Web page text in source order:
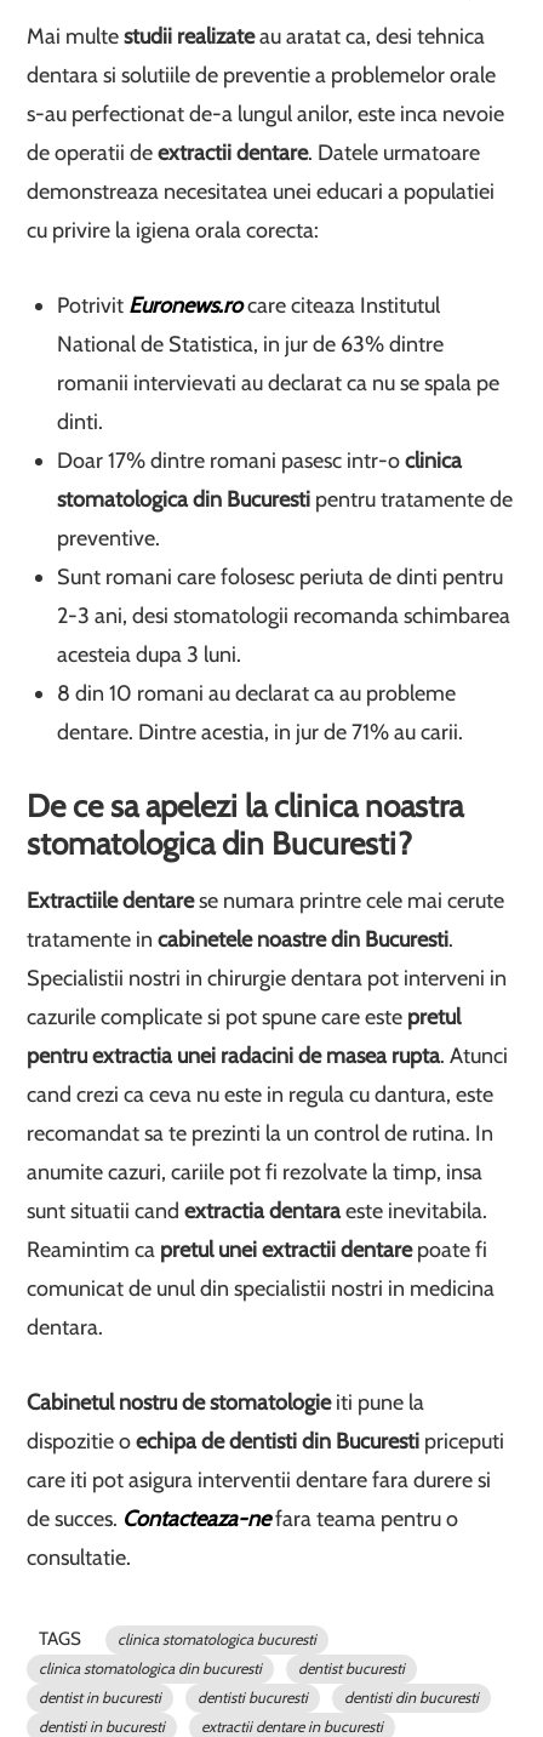
Mai multestudii realizateau aratat ca, desi tehnica
dentara si solutiile de preventie a problemelor orale
s-au perfectionat de-a lungul anilor, este inca nevoie
de operatii deextractii dentare. Datele urmatoare
demonstreaza necesitatea unei educari a populatiei
cu privire la igiena orala corecta:
Potrivit Euronews.rocare citeaza Institutul
National de Statistica, in jur de 63% dintre
romanii intervievati au declarat ca nu se spala pe
dinti.
Doar 17% dintre romani pasesc intr-oclinica
stomatologica din Bucuresti pentru tratamente de
preventive.
Sunt romani care folosesc periuta de dinti pentru
2-3 ani, desi stomatologii recomanda schimbarea
acesteia dupa 3 luni.
8 din 10 romani au declarat ca au probleme
dentare. Dintre acestia, in jur de 71% au carii.
De ce sa apelezi la clinica noastra
stomatologica din Bucuresti?
Extractiile dentarese numara printre cele mai cerute
tratamente in cabinetele noastre din Bucuresti.
Specialistii nostri in chirurgie dentara pot interveni in
cazurile complicate si pot spune care este pretul
pentru extractia unei radacini de masea rupta. Atunci
cand crezi ca ceva nu este in regula cu dantura, este
recomandat sa te prezinti la un control de rutina. In
anumite cazuri, cariile pot fi rezolvate la timp, insa
sunt situatii candextractia dentaraeste inevitabila.
Reamintim ca pretul unei extractii dentarepoate fi
comunicat de unul din specialistii nostri in medicina
dentara.
Cabinetul nostru de stomatologieiti pune la
dispozitie oechipa dedentisti din Bucuresti priceputi
care iti pot asigura interventii dentare fara durere si
de succes. Contacteaza-nefara teama pentru o
consultatie.
TAGS
clinica stomatologica bucuresti
clinica stomatologica din bucuresti
dentist bucuresti
dentist in bucuresti
dentisti bucuresti
dentisti din bucuresti
dentisti in bucuresti
extractii dentare in bucuresti